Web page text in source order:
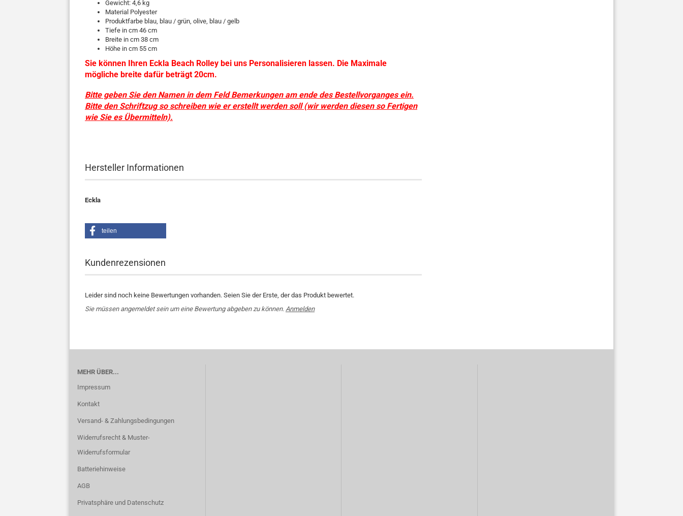
Gewicht: 4,6 kg
Material Polyester
Produktfarbe blau, blau / grün, olive, blau / gelb
Tiefe in cm 46 cm
Breite in cm 38 cm
Höhe in cm 55 cm
Sie können Ihren Eckla Beach Rolley bei uns Personalisieren lassen. Die Maximale
mögliche breite dafür beträgt 20cm.
Bitte geben Sie den Namen in dem Feld Bemerkungen am ende des Bestellvorganges ein.
Bitte den Schriftzug so schreiben wie er erstellt werden soll (wir werden diesen so Fertigen
wie Sie es Übermitteln).​
Hersteller Informationen
Eckla
teilen
Kundenrezensionen
Leider sind noch keine Bewertungen vorhanden. Seien Sie der Erste, der das Produkt bewertet.
Sie müssen angemeldet sein um eine Bewertung abgeben zu können. Anmelden
MEHR ÜBER...
Impressum
Kontakt
Versand- & Zahlungsbedingungen
Widerrufsrecht & Muster-
Widerrufsformular
Batteriehinweise
AGB
Privatsphäre und Datenschutz